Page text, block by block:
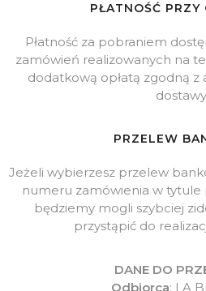
PŁATNOŚĆ PRZY
Płatność za pobraniem
zamówień realizowanych na
dodatkową opłatą zgodną
PRZELEW
Jeżeli wybierzesz przelew
numeru zamówienia w
będziemy mogli szybciej
przystąpić do
DANE DO
Odbiorca: LA